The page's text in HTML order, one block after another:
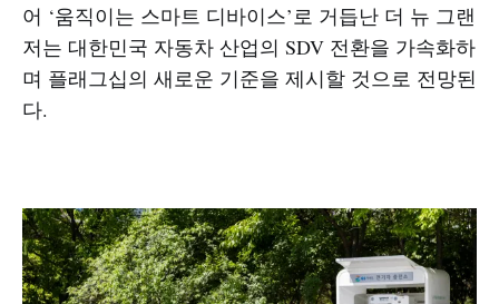
어 ‘움직이는 스마트 디바이스’로 거듭난 더 뉴 그랜
저는 대한민국 자동차 산업의 SDV 전환을 가속화하
며 플래그십의 새로운 기준을 제시할 것으로 전망된
다.